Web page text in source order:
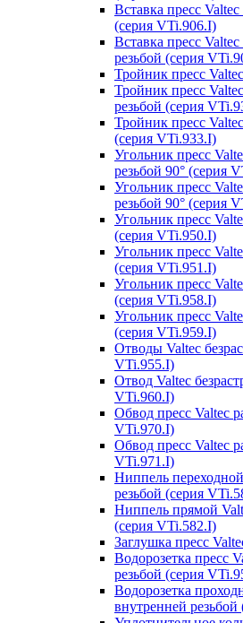
Вставка пресс
(серия VTi.906.I)
Вставка пресс
резьбой (серия
Тройник пресс
Тройник пресс
резьбой (серия
Тройник пресс
(серия VTi.933.I)
Угольник пресс
резьбой 90° (серия
Угольник пресс
резьбой 90° (серия
Угольник пресс
(серия VTi.950.I)
Угольник пресс
(серия VTi.951.I)
Угольник пресс
(серия VTi.958.I)
Угольник пресс
(серия VTi.959.I)
Отводы Valtec
VTi.955.I)
Отвод Valtec
VTi.960.I)
Обвод пресс Valtec
VTi.970.I)
Обвод пресс Valtec
VTi.971.I)
Ниппель
резьбой (серия
Ниппель прямой
(серия VTi.582.I)
Заглушка пресс
Водорозетка пресс
резьбой (серия
Водорозетка
внутренней